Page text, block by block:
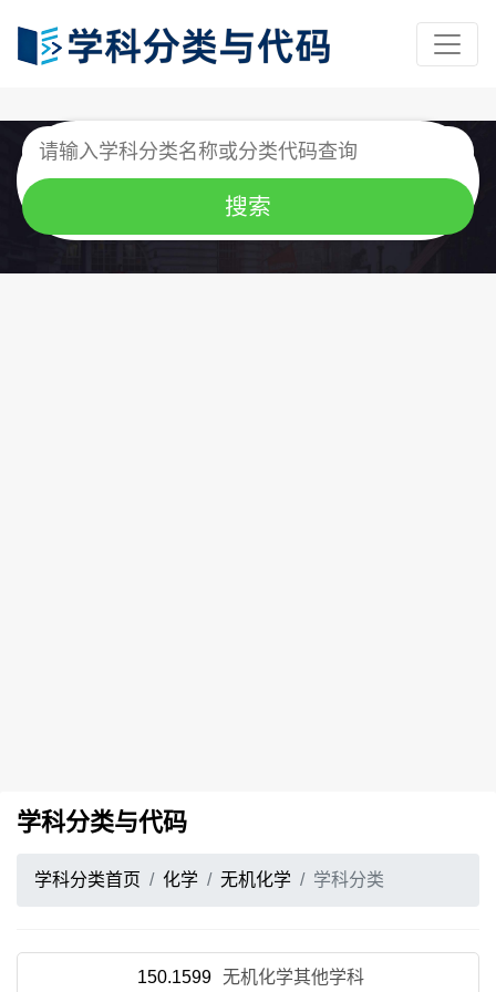
学科分类与代码
学科分类首页 化学 无机化学 学科分类
150.1599 无机化学其他学科